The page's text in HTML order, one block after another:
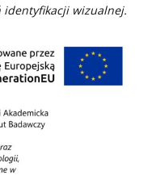
identyfikacji wizualnej.